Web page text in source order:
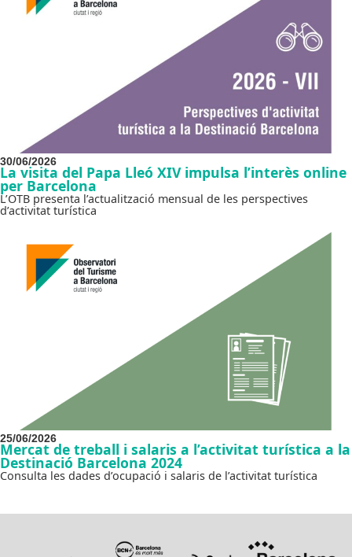
30/06/2026
La visita del Papa Lleó XIV impulsa l’interès online
per Barcelona
L’OTB presenta l’actualització mensual de les perspectives
d’activitat turística
25/06/2026
Mercat de treball i salaris a l’activitat turística a la
Destinació Barcelona 2024
Consulta les dades d’ocupació i salaris de l’activitat turística